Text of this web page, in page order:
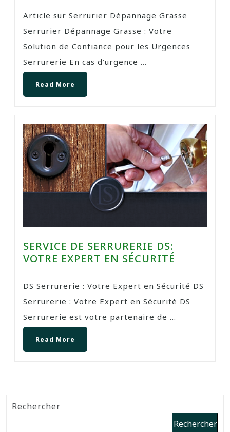
Article sur Serrurier Dépannage Grasse
Serrurier Dépannage Grasse : Votre
Solution de Confiance pour les Urgences
Serrurerie En cas d’urgence ...
Read More
SERVICE DE SERRURERIE DS:
VOTRE EXPERT EN SÉCURITÉ
DS Serrurerie : Votre Expert en Sécurité DS
Serrurerie : Votre Expert en Sécurité DS
Serrurerie est votre partenaire de ...
Read More
Rechercher
Rechercher